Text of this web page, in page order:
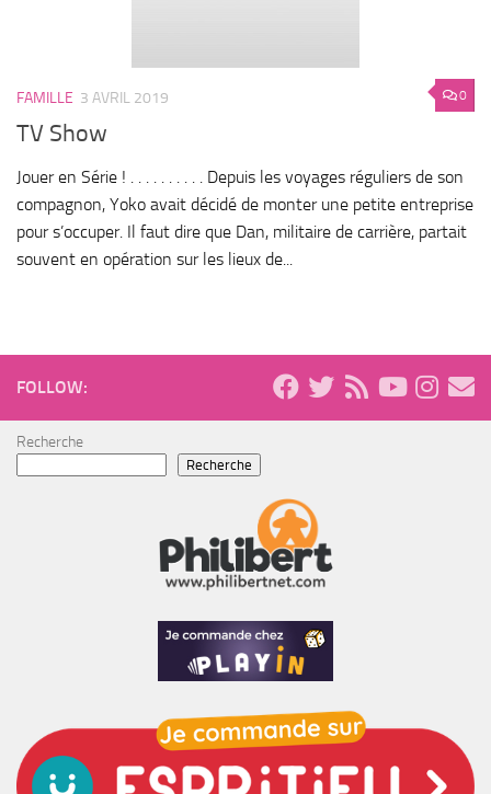
0
FAMILLE 3 AVRIL 2019
TV Show
Jouer en Série ! . . . . . . . . . . Depuis les voyages réguliers de son
compagnon, Yoko avait décidé de monter une petite entreprise
pour s’occuper. Il faut dire que Dan, militaire de carrière, partait
souvent en opération sur les lieux de...
FOLLOW:
Recherche
Recherche